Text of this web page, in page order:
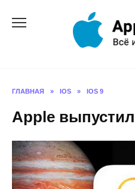
ГЛАВНАЯ » IOS » IOS 9
Apple